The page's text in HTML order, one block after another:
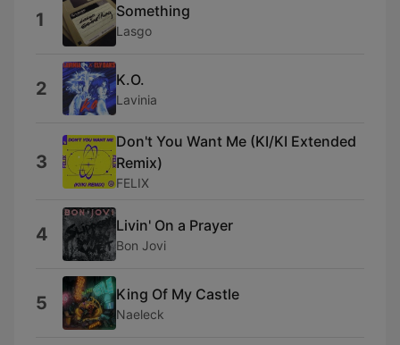
1 Something
Lasgo
2 K.O.
Lavinia
3
Don't You Want Me (KI/KI Extended
Remix)
FELIX
4 Livin' On a Prayer
Bon Jovi
5 King Of My Castle
Naeleck